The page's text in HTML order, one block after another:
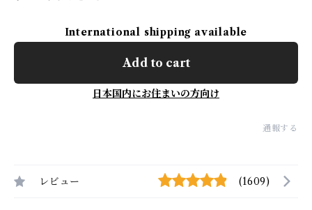
International shipping available
Add to cart
日本国内にお住まいの方向け
通報する
レビュー (1609)